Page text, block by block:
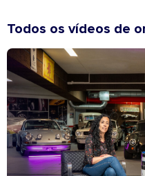
Todos os vídeos de